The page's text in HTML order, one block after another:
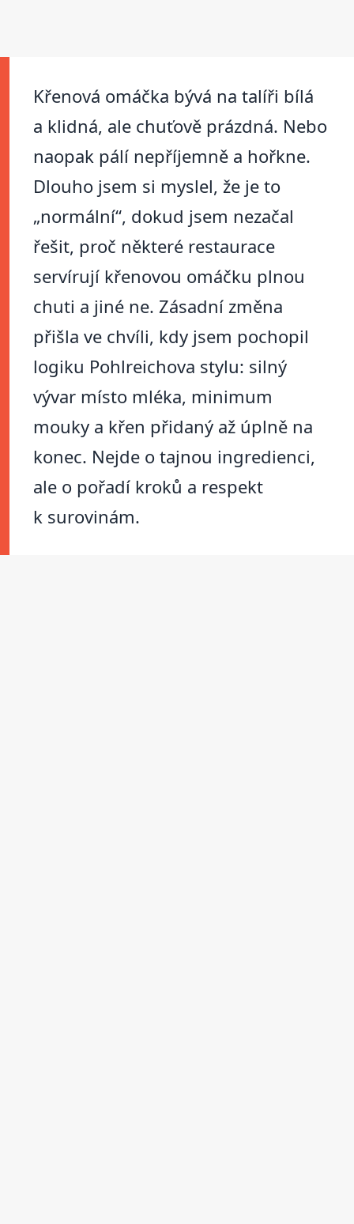
Křenová omáčka bývá na talíři bílá
a klidná, ale chuťově prázdná. Nebo
naopak pálí nepříjemně a hořkne.
Dlouho jsem si myslel, že je to
„normální“, dokud jsem nezačal
řešit, proč některé restaurace
servírují křenovou omáčku plnou
chuti a jiné ne. Zásadní změna
přišla ve chvíli, kdy jsem pochopil
logiku Pohlreichova stylu: silný
vývar místo mléka, minimum
mouky a křen přidaný až úplně na
konec. Nejde o tajnou ingredienci,
ale o pořadí kroků a respekt
k surovinám.